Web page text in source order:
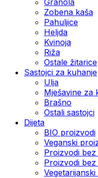
Zobena kaša
Pahuljice
Heljda
Kvinoja
Riža
Ostale žitarice
Sastojci za kuhanje
Ulja
Mješavine za
Brašno
Ostali sastojci
Dijeta
BIO proizvodi
Veganski
Proizvodi
Proizvodi